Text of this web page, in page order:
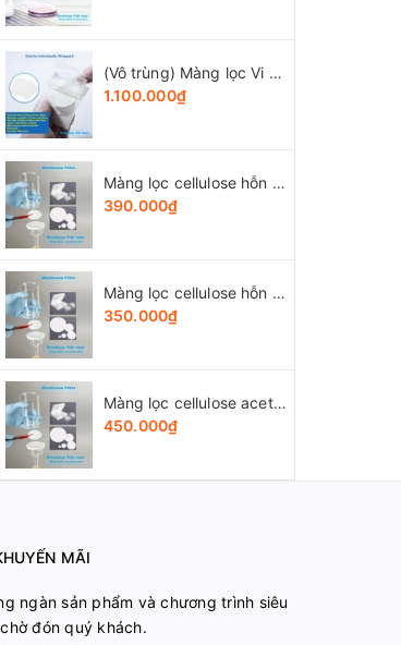
(Vô trùng) Màng lọc Vi Sinh (MCE), đk 47 và 50mm/0.8μm-0.22µm-0.45μm, 100 chiếc/hộp, Biosharp
1.100.000₫
Màng lọc cellulose hỗn hợp (MCE) đk 13-50mm/0.45µm, 4x25 chiếc/hộp, hãng Biosharp
390.000₫
Màng lọc cellulose hỗn hợp (MCE) đk 13-50mm/0.22µm, 4x25 chiếc/hộp, hãng Biosharp
350.000₫
Màng lọc cellulose acetate (CA) đk 13-50mm/0.45µm, 4x25 chiếc/hộp, hãng Biosharp
450.000₫
MÃI
ngàn sản phẩm và chương trình siêu
đón quý khách.